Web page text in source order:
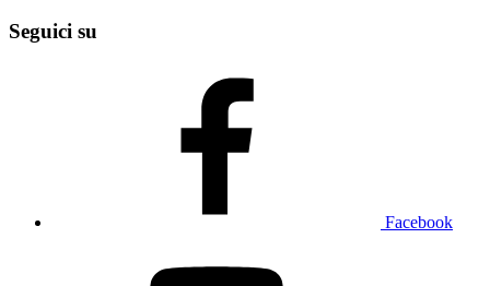
Seguici su
Facebook